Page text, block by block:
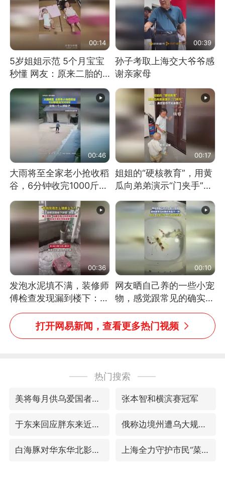
00:14
5岁姐姐示范 5个月宝宝
秒懂 网友：原来二胎的
快乐长这样
00:39
孙子考取上海交大爷爷感
谢亲家母
00:46
大雨将至全家老小抢收稻
谷，6分钟收完1000斤，
没有一个人掉链子
00:17
姐姐的“硬核教育”，用黄
瓜向弟弟演示“门夹手”，
网友：果然言传不如身
教！
00:36
发泡水泥填不满，装修师
傅检查发现漏到楼下：出
风口未延伸到外墙
00:10
网友晒自己养的一些小宠
物，感觉跟常见的确实有
些不一样
打开网易新闻，查看更多热门视频
热门搜索
美将每月供乌爱国者拦截导弹 张本智和横滨赛冠军
于东来回应胖东来近25年老店年底关闭 俄称边境州遭乌大规模袭击已致13伤
白海豚对华东华北影响会大于巴威 上海全力守护市民“菜篮子”